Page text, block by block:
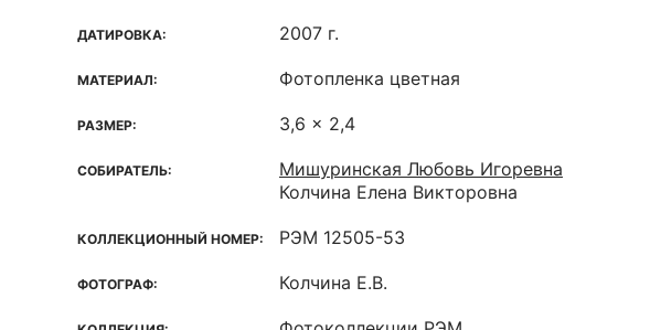
ДАТИРОВКА: 2007 г.
МАТЕРИАЛ: Фотопленка цветная
РАЗМЕР: 3,6 x 2,4
СОБИРАТЕЛЬ:
Мишуринская Любовь Игоревна
Колчина Елена Викторовна
КОЛЛЕКЦИОННЫЙ НОМЕР: РЭМ 12505-53
ФОТОГРАФ: Колчина Е.В.